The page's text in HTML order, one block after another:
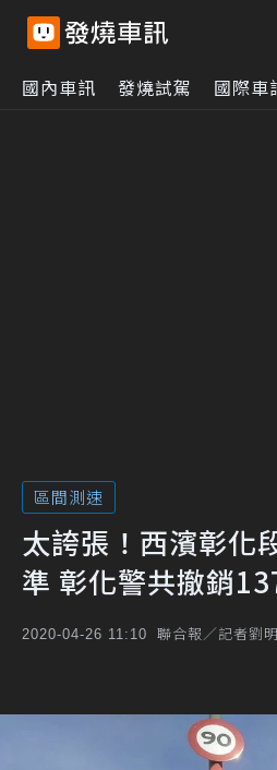
國內車訊 發燒試駕 國際車
區間測速
太誇張！西濱彰化
準 彰化警共撤銷
2020-04-26 11:10 聯合報／記者劉